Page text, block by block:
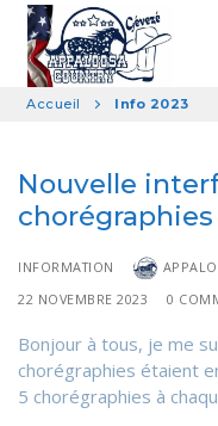
Aller
contenu
Accueil Info 2023
Nouvelle
chorégraphies
INFORMATION
22 NOVEMBRE 2023
0
Bonjour à tous, je me
chorégraphies étaient
5 chorégraphies à